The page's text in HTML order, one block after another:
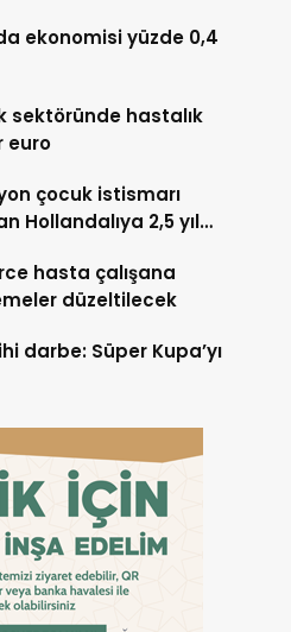
ekonomisi yüzde 0,4
sektöründe hastalık
euro
çocuk istismarı
Hollandalıya 2,5 yıl
hasta çalışana
düzeltilecek
darbe: Süper Kupa’yı